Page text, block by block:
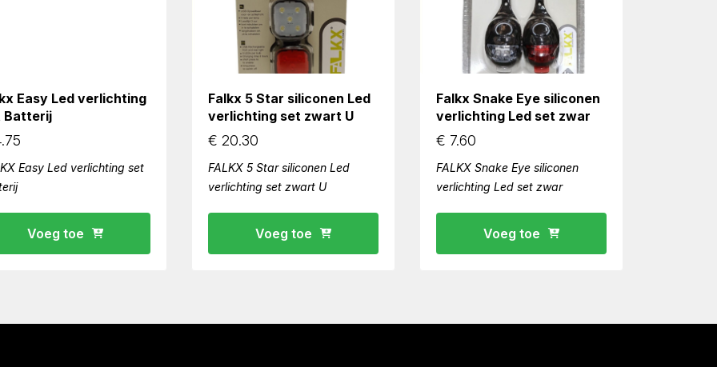
Easy Led verlichting
Batterij
Easy Led verlichting set
Voeg toe
Falkx 5 Star siliconen Led
verlichting set zwart U
€ 20.30
FALKX 5 Star siliconen Led
verlichting set zwart U
Voeg toe
Falkx Snake Eye siliconen
verlichting Led set zwar
€ 7.60
FALKX Snake Eye siliconen
verlichting Led set zwar
Voeg toe